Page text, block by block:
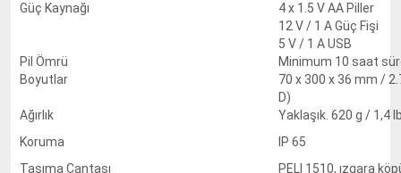
Güç Kaynağı
4 x 1.5 V AA Piller
12 V / 1 A Güç Fişi
5 V / 1 A USB
Pil Ömrü
Minimum 10 saat
Boyutlar
70 x 300 x 36 mm /
D)
Ağırlık
Yaklaşık. 620 g / 1,4
Koruma
IP 65
Taşıma Çantası
PELI 1510, ızgara